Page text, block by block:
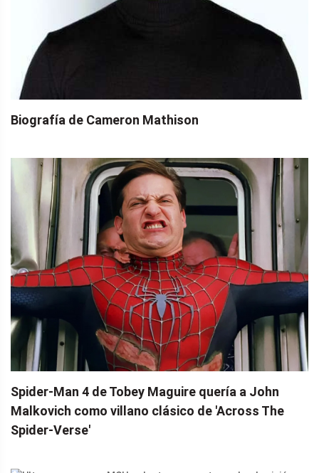
Biografía de Cameron Mathison
Spider-Man 4 de Tobey Maguire quería a John
Malkovich como villano clásico de 'Across The
Spider-Verse'